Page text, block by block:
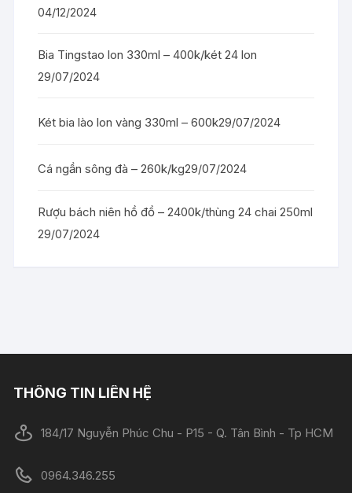
04/12/2024
Bia Tingstao lon 330ml – 400k/két 24 lon
29/07/2024
Két bia lào lon vàng 330ml – 600k29/07/2024
Cá ngần sông đà – 260k/kg29/07/2024
Rượu bách niên hồ đồ – 2400k/thùng 24 chai 250ml
29/07/2024
THÔNG TIN LIÊN HỆ
184/17 Nguyễn Phúc Chu - P15 - Q. Tân Bình - Tp HCM
0964.346.255